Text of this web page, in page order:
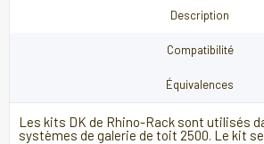
Description
Compatibilité
Équivalences
Les kits DK de Rhino-Rack sont utilisés
systèmes de galerie de toit 2500. Le kit